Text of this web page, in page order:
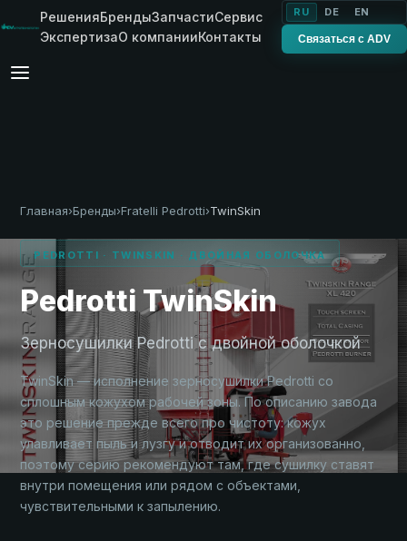
РешенияБрендыЗапчастиСервис
ЭкспертизаО компанииКонтакты
RU DE EN
Связаться с ADV
Главная›Бренды›Fratelli Pedrotti›TwinSkin
PEDROTTI · TWINSKIN · ДВОЙНАЯ ОБОЛОЧКА
Pedrotti TwinSkin
Зерносушилки Pedrotti с двойной оболочкой
TwinSkin — исполнение зерносушилки Pedrotti со
сплошным кожухом рабочей зоны. По описанию завода
это решение прежде всего про чистоту: кожух
улавливает пыль и лузгу и отводит их организованно,
поэтому серию рекомендуют там, где сушилку ставят
внутри помещения или рядом с объектами,
чувствительными к запылению.